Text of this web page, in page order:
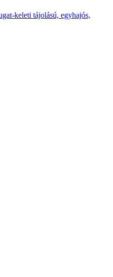
keleti tájolású, egyhajós,